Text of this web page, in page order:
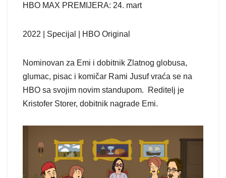
HBO MAX PREMIJERA: 24. mart
2022 | Specijal | HBO Original
Nominovan za Emi i dobitnik Zlatnog globusa,
glumac, pisac i komičar Rami Jusuf vraća se na
HBO sa svojim novim standupom. Reditelj je
Kristofer Storer, dobitnik nagrade Emi.